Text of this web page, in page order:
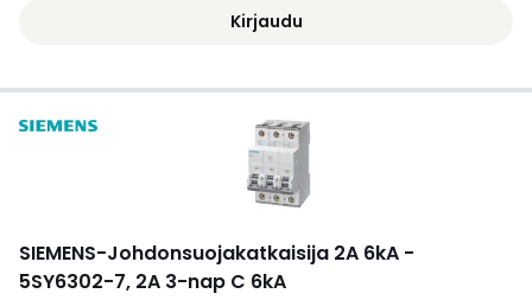
Kirjaudu
SIEMENS-Johdonsuojakatkaisija 2A 6kA -
5SY6302-7, 2A 3-nap C 6kA